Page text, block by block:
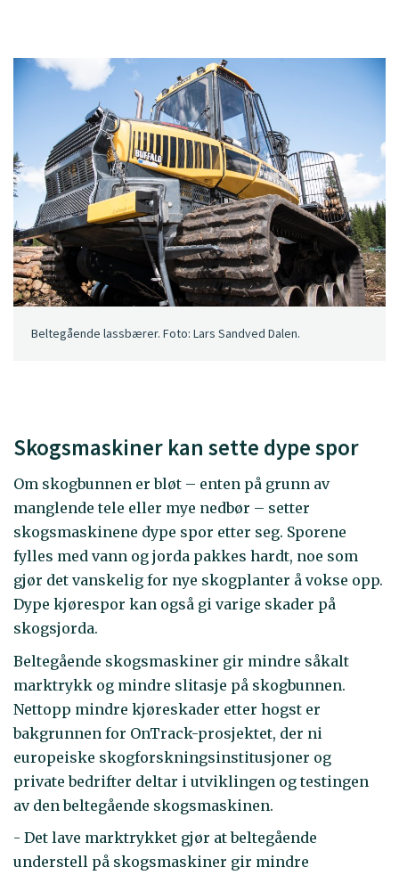
Beltegående lassbærer. Foto: Lars Sandved Dalen.
Skogsmaskiner kan sette dype spor
Om skogbunnen er bløt – enten på grunn av
manglende tele eller mye nedbør – setter
skogsmaskinene dype spor etter seg. Sporene
fylles med vann og jorda pakkes hardt, noe som
gjør det vanskelig for nye skogplanter å vokse opp.
Dype kjørespor kan også gi varige skader på
skogsjorda.
Beltegående skogsmaskiner gir mindre såkalt
marktrykk og mindre slitasje på skogbunnen.
Nettopp mindre kjøreskader etter hogst er
bakgrunnen for OnTrack-prosjektet, der ni
europeiske skogforskningsinstitusjoner og
private bedrifter deltar i utviklingen og testingen
av den beltegående skogsmaskinen.
- Det lave marktrykket gjør at beltegående
understell på skogsmaskiner gir mindre